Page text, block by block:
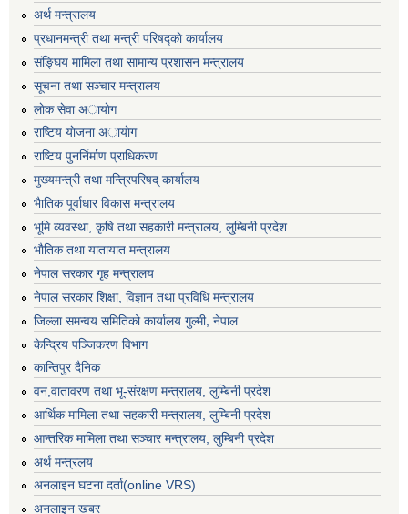
अर्थ मन्त्रालय
प्रधानमन्त्री तथा मन्त्री परिषद्काे कार्यालय
संङ्घिय मामिला तथा सामान्य प्रशासन मन्त्रालय
सूचना तथा सञ्चार मन्त्रालय
लाेक सेवा अायाेग
राष्टिय याेजना अायाेग
राष्टिय पुनर्निर्माण प्राधिकरण
मुख्यमन्त्री तथा मन्त्रिपरिषद् कार्यालय
भैातिक पूर्वाधार विकास मन्त्रालय
भूमि व्यवस्था, कृषि तथा सहकारी मन्त्रालय, लु्म्बिनी प्रदेश
भाैतिक तथा यातायात मन्त्रालय
नेपाल सरकार गृह मन्त्रालय
नेपाल सरकार शिक्षा, विज्ञान तथा प्रविधि मन्त्रालय
जिल्ला समन्वय समितिको कार्यालय गुल्मी, नेपाल
केन्द्रिय पञ्जिकरण विभाग
कान्तिपुर दैनिक
वन,वातावरण तथा भू-संरक्षण मन्त्रालय, लुम्बिनी प्रदेश
आर्थिक मामिला तथा सहकारी मन्त्रालय, लुम्बिनी प्रदेश
आन्तरिक मामिला तथा सञ्चार मन्त्रालय, लुम्बिनी प्रदेश
अर्थ मन्त्रलय
अनलाइन घटना दर्ता(online VRS)
अनलाइन खबर